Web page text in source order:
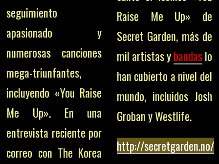
seguimiento
apasionado y
numerosas canciones
mega-triunfantes,
incluyendo «You Raise
Me Up». En una
entrevista reciente por
correo con The Korea
Raise Me Up» de
Secret Garden, más de
mil artistas ybandaslo
han cubierto a nivel del
mundo, incluidos Josh
Groban y Westlife.
http://secretgarden.no/